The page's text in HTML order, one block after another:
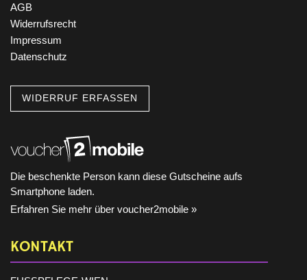
AGB
Widerrufsrecht
Impressum
Datenschutz
WIDERRUF ERFASSEN
Die beschenkte Person kann diese Gutscheine aufs
Smartphone laden.
Erfahren Sie mehr über voucher2mobile »
KONTAKT